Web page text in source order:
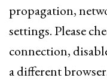
propagation,
settings. Please
connection,
a different